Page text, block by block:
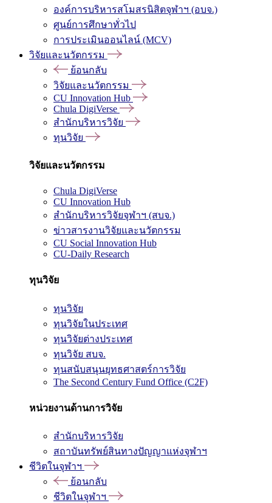
องค์การบริหารสโมสรนิสิตจุฬาฯ (อบจ.)
ศูนย์การศึกษาทั่วไป
การประเมินออนไลน์ (MCV)
วิจัยและนวัตกรรม
ย้อนกลับ
วิจัยและนวัตกรรม
CU Innovation Hub
Chula DigiVerse
สำนักบริหารวิจัย
ทุนวิจัย
วิจัยและนวัตกรรม
Chula DigiVerse
CU Innovation Hub
สำนักบริหารวิจัยจุฬาฯ (สบจ.)
ข่าวสารงานวิจัยและนวัตกรรม
CU Social Innovation Hub
CU-Daily Research
ทุนวิจัย
ทุนวิจัย
ทุนวิจัยในประเทศ
ทุนวิจัยต่างประเทศ
ทุนวิจัย สบจ.
ทุนสนับสนุนยุทธศาสตร์การวิจัย
The Second Century Fund Office (C2F)
หน่วยงานด้านการวิจัย
สำนักบริหารวิจัย
สถาบันทรัพย์สินทางปัญญาแห่งจุฬาฯ
ชีวิตในจุฬาฯ
ย้อนกลับ
ชีวิตในจุฬาฯ